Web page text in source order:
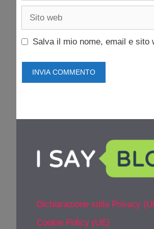
Sito
Salva il mio nome, email e sito
Dichiarazione sulla Privacy
Cookie Policy (UE)